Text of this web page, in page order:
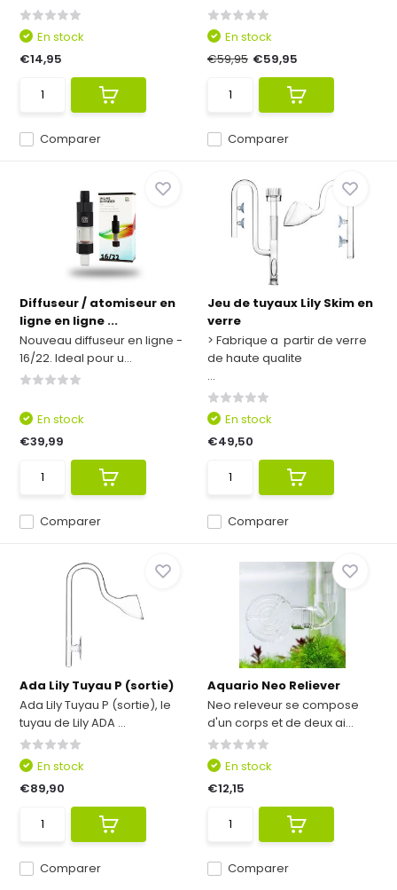
Comparer
En stock
€14,95
Comparer
En stock
€59,95 €59,95
Diffuseur / atomiseur en
ligne en ligne ...
Nouveau diffuseur en ligne -
16/22. Ideal pour u...
Comparer
En stock
€39,99
Jeu de tuyaux Lily Skim en
verre
> Fabrique a partir de verre
de haute qualite
...
Comparer
En stock
€49,50
Ada Lily Tuyau P (sortie)
Ada Lily Tuyau P (sortie), le
tuyau de Lily ADA ...
Comparer
En stock
€89,90
Aquario Neo Reliever
Neo releveur se compose
d'un corps et de deux ai...
Comparer
En stock
€12,15